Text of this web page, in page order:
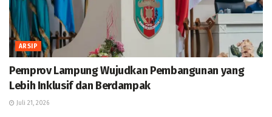
ARSIP
Pemprov Lampung Wujudkan Pembangunan yang
Lebih Inklusif dan Berdampak
Juli 21, 2026